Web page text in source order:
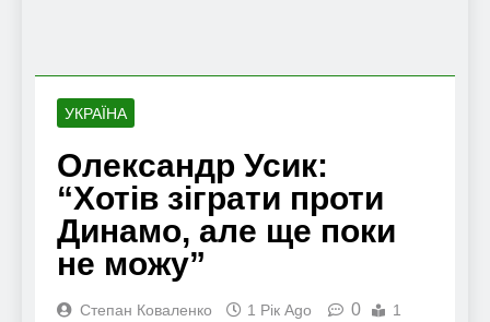
УКРАЇНА
Олександр Усик:
“Хотів зіграти проти
Динамо, але ще поки
не можу”
Степан Коваленко 1 Рік Ago 0
1